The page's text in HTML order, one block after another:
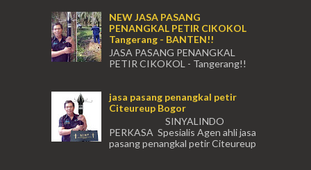
NEW JASA PASANG
PENANGKAL PETIR CIKOKOL
Tangerang - BANTEN!!
JASA PASANG PENANGKAL
PETIR CIKOKOL - Tangerang!!
CIKOKOL TANGERANG ...
jasa pasang penangkal petir
Citeureup Bogor
SINYALINDO
PERKASA Spesialis Agen ahli jasa
pasang penangkal petir Citeureup